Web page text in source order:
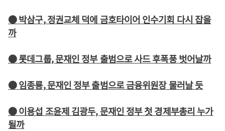
● 박삼구, 정권교체 덕에 금호타이어 인수기회 다시 잡을
까
● 롯데그룹, 문재인 정부 출범으로 사드 후폭풍 벗어날까
● 임종룡, 문재인 정부 출범으로 금융위원장 물러날 듯
● 이용섭 조윤제 김광두, 문재인 정부 첫 경제부총리 누가
될까